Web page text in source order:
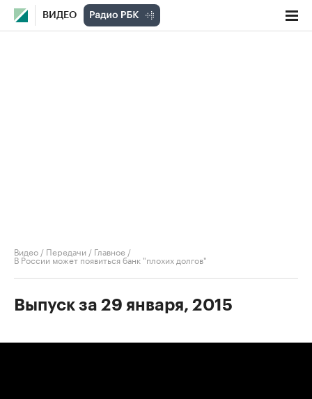
ВИДЕО
Видео / Передачи / Главное /
В России может появиться банк "плохих долгов"
Выпуск за 29 января, 2015